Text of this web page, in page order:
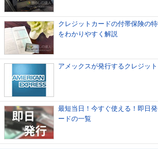
クレジットカードの付帯保険の
をわかりやすく解説
アメックスが発行するクレジッ
最短当日！今すぐ使える！即日
ードの一覧